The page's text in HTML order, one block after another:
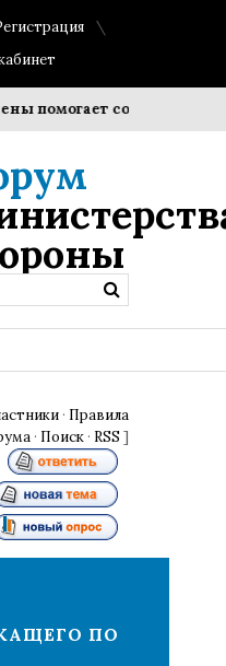
сохранить
· Правила
· Поиск · RSS ]
ПО